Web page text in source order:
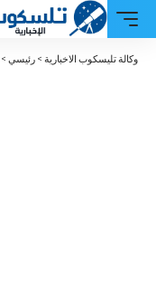
وكالة تليسكوب الاخبارية > رئيسي >